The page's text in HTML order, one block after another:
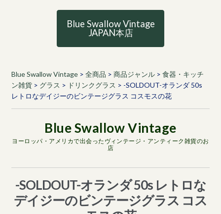
Blue Swallow Vintage
JAPAN本店
Blue Swallow Vintage> 全商品 > 商品ジャンル> 食器・キッチ
ン雑貨> グラス > ドリンクグラス > -SOLDOUT-オランダ 50s
レトロなデイジーのビンテージグラス コスモスの花
ヨーロッパ・アメリカで出会ったヴィンテージ・アンティーク雑貨のお
店
-SOLDOUT-オランダ 50s レトロな
デイジーのビンテージグラス コス